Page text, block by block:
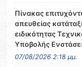
Πίνακας
απευθείας
ειδικότητας
Υποβολής
07/08/2026 2:18 μμ.